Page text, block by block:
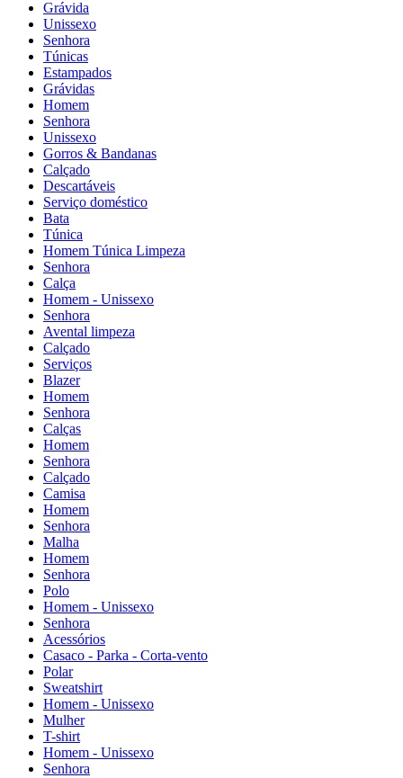
Grávida
Unissexo
Senhora
Túnicas
Estampados
Grávidas
Homem
Senhora
Unissexo
Gorros & Bandanas
Calçado
Descartáveis
Serviço doméstico
Bata
Túnica
Homem Túnica Limpeza
Senhora
Calça
Homem - Unissexo
Senhora
Avental limpeza
Calçado
Serviços
Blazer
Homem
Senhora
Calças
Homem
Senhora
Calçado
Camisa
Homem
Senhora
Malha
Homem
Senhora
Polo
Homem - Unissexo
Senhora
Acessórios
Casaco - Parka - Corta-vento
Polar
Sweatshirt
Homem - Unissexo
Mulher
T-shirt
Homem - Unissexo
Senhora